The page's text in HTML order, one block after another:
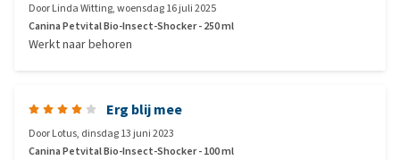
DoorLinda Witting,woensdag 16 juli 2025
Canina Petvital Bio-Insect-Shocker - 250 ml
Werkt naar behoren
Erg blij mee
DoorLotus, dinsdag 13 juni 2023
Canina Petvital Bio-Insect-Shocker - 100 ml